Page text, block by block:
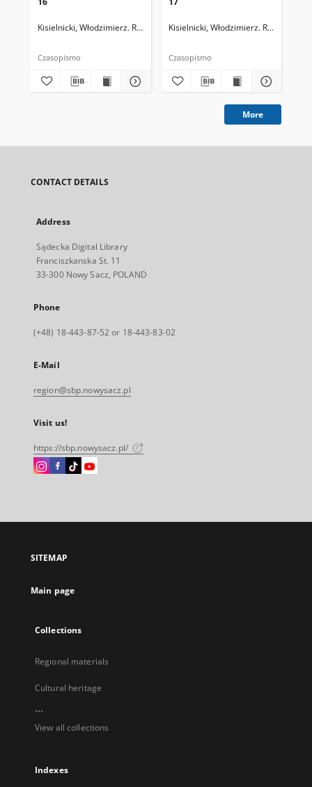
Kisielnicki, Włodzimierz. Redaktor naczelny Kozłowski, Karol.
Czasopismo
Kisielnicki, Włodzimierz. Redaktor
Czasopismo
More
CONTACT DETAILS
Address
Sądecka Digital Library
Franciszkanska St. 11
33-300 Nowy Sacz, POLAND
Phone
(+48) 18-443-87-52 or 18-443-83-02
E-Mail
region@sbp.nowysacz.pl
Visit us!
https://sbp.nowysacz.pl/
Instagram
open
new
Facebook
open
new
Instagram
open
new
Instagram
open
SITEMAP
Main page
Collections
Regional materials
Cultural heritage
...
View all collections
Indexes